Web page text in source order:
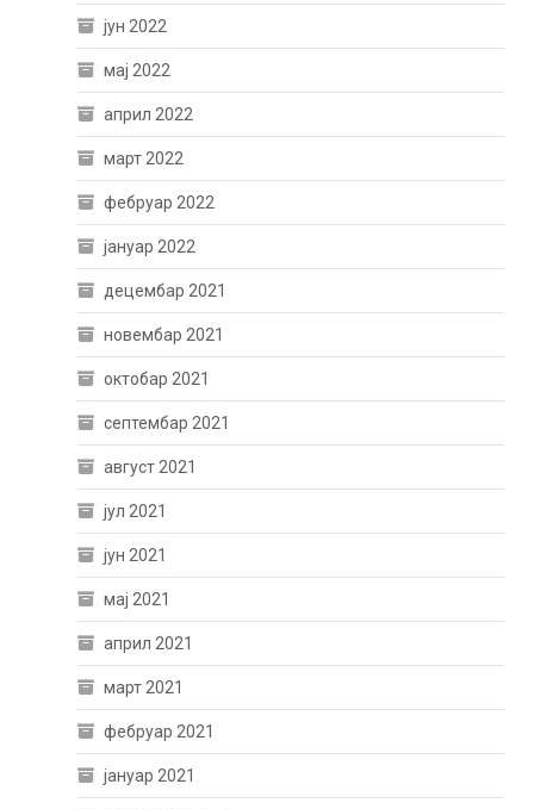
јун 2022
мај 2022
април 2022
март 2022
фебруар 2022
јануар 2022
децембар 2021
новембар 2021
октобар 2021
септембар 2021
август 2021
јул 2021
јун 2021
мај 2021
април 2021
март 2021
фебруар 2021
јануар 2021